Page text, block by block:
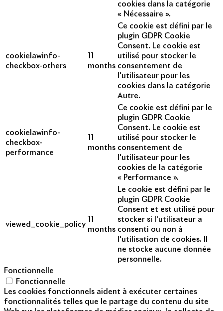
cookies dans la catégorie
« Nécessaire ».
cookielawinfo-
checkbox-others
months
Ce cookie est défini par le
plugin GDPR Cookie
Consent. Le cookie est
utilisé pour stocker le
consentement de
l'utilisateur pour les
cookies dans la catégorie
Autre.
cookielawinfo-
checkbox-
performance
months
Ce cookie est défini par le
plugin GDPR Cookie
Consent. Le cookie est
utilisé pour stocker le
consentement de
l'utilisateur pour les
cookies de la catégorie
« Performance ».
viewed_cookie_policy
months
Le cookie est défini par le
plugin GDPR Cookie
Consent et est utilisé pour
stocker si l'utilisateur a
consenti ou non à
l'utilisation de cookies. Il
ne stocke aucune donnée
personnelle.
Fonctionnelle
Fonctionnelle
Les cookies fonctionnels aident à exécuter certaines
fonctionnalités telles que le partage du contenu du site